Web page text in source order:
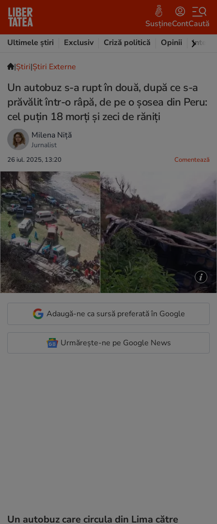
SusțineContCaută
Ultimele știri
Exclusiv Criză politică Opinii
|Ştiri|Știri Externe
Un autobuz s-a rupt în două, după ce s-a
prăvălit într-o râpă, de pe o șosea din Peru:
cel puțin 18 morți și zeci de răniți
Milena Niță
Jurnalist
26 iul. 2025, 13:20 Comentează
Adaugă-ne ca sursă preferată în Google
Urmărește-ne pe Google News
Un autobuz care circula din Lima către